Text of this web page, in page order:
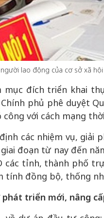
lao động của cơ sở xã
mục đích triển khai
phủ phê duyệt
với cách mạng
các nhiệm vụ, giải
đoạn từ nay đến
các tỉnh, thành phố
tính đồng bộ, thống
triển mới, nâng
vào
qua
50 năm Việt
nhập
nguồn nội lực
định hình vị
tạo | Kỳ 4:
làm nên diện